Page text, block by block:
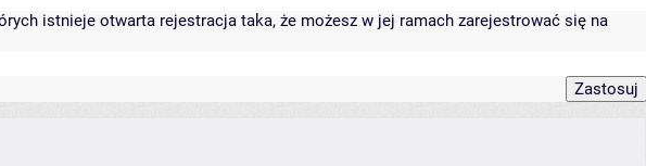
istnieje otwarta rejestracja taka, że możesz w jej ramach zarejestrować się na